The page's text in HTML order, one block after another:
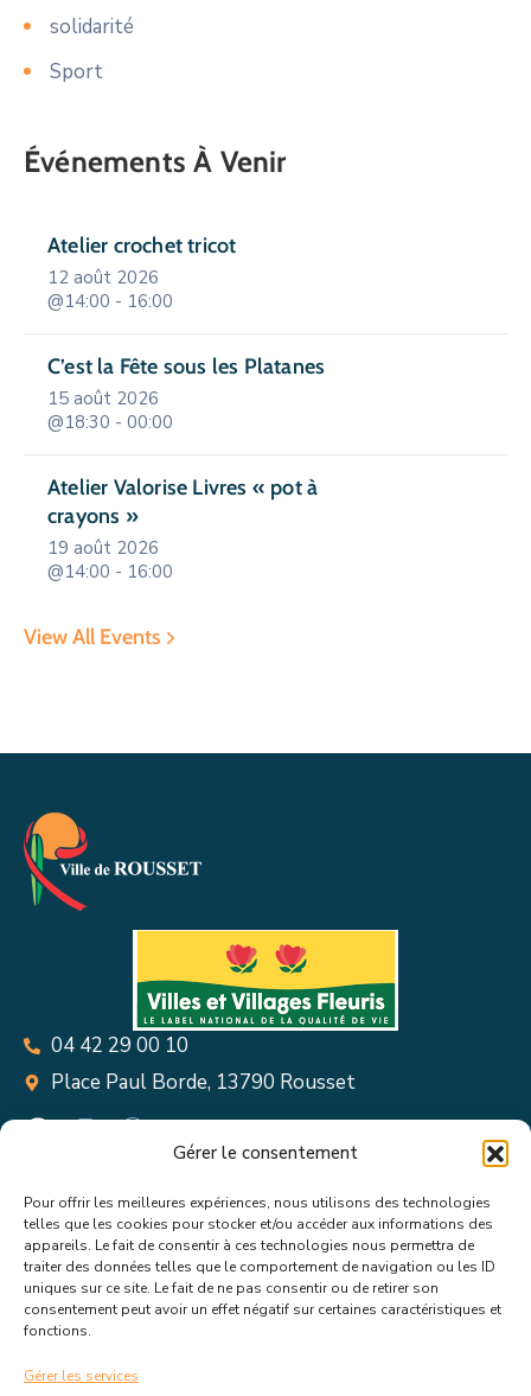
Gérer le consentement
Pour offrir les meilleures expériences, nous utilisons des technologies
telles que les cookies pour stocker et/ou accéder aux informations des
appareils. Le fait de consentir à ces technologies nous permettra de
traiter des données telles que le comportement de navigation ou les ID
uniques sur ce site. Le fait de ne pas consentir ou de retirer son
consentement peut avoir un effet négatif sur certaines caractéristiques et
fonctions.
Gérer les services
solidarité
Sport
Événements À Venir
Atelier crochet tricot
12 août 2026
@14:00 - 16:00
C’est la Fête sous les Platanes
15 août 2026
@18:30 - 00:00
Atelier Valorise Livres « pot à
crayons »
19 août 2026
@14:00 - 16:00
View All Events
04 42 29 00 10
Place Paul Borde, 13790 Rousset
Suivez toutes les informations &
actualités de votre ville !